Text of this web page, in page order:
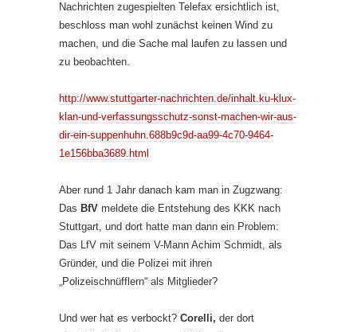
Nachrichten zugespielten Telefax ersichtlich ist,
beschloss man wohl zunächst keinen Wind zu
machen, und die Sache mal laufen zu lassen und
zu beobachten.
http://www.stuttgarter-nachrichten.de/inhalt.ku-klux-
klan-und-verfassungsschutz-sonst-machen-wir-aus-
dir-ein-suppenhuhn.688b9c9d-aa99-4c70-9464-
1e156bba3689.html
Aber rund 1 Jahr danach kam man in Zugzwang:
Das BfV meldete die Entstehung des KKK nach
Stuttgart, und dort hatte man dann ein Problem:
Das LfV mit seinem V-Mann Achim Schmidt, als
Gründer, und die Polizei mit ihren
„Polizeischnüfflern“ als Mitglieder?
Und wer hat es verbockt? Corelli, der dort